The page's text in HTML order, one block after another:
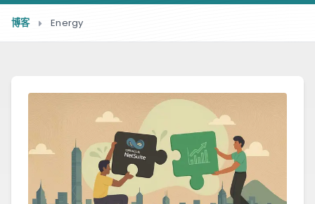
博客 Energy